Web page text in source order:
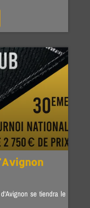
se tiendra le